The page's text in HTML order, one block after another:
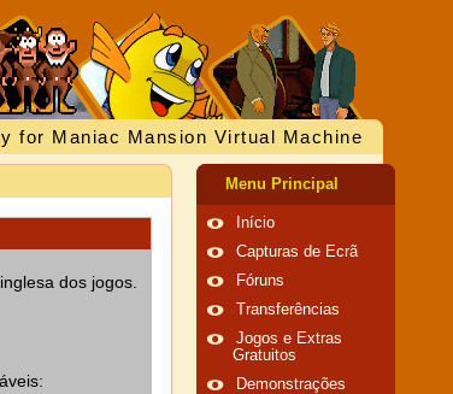
for Maniac Mansion Virtual Machine
dos jogos.
Menu Principal
Início
Capturas de Ecrã
Fóruns
Transferências
Jogos e Extras
Gratuitos
Demonstrações